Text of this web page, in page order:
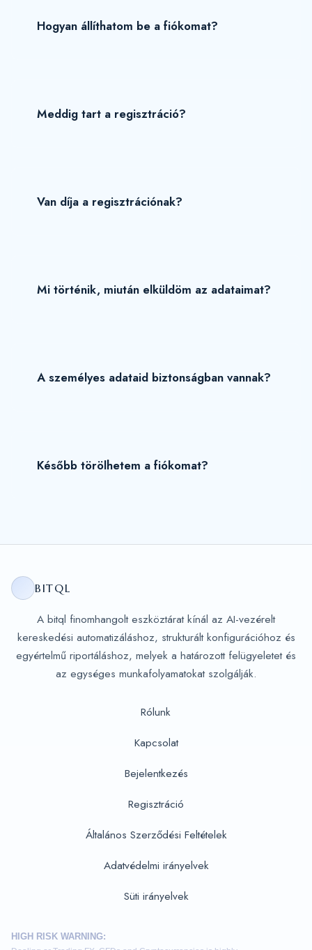
Hogyan állíthatom be a fiókomat?
Meddig tart a regisztráció?
Van díja a regisztrációnak?
Mi történik, miután elküldöm az adataimat?
A személyes adataid biztonságban vannak?
Később törölhetem a fiókomat?
BITQL
A bitql finomhangolt eszköztárat kínál az AI-vezérelt
kereskedési automatizáláshoz, strukturált konfigurációhoz és
egyértelmű riportáláshoz, melyek a határozott felügyeletet és
az egységes munkafolyamatokat szolgálják.
Rólunk
Kapcsolat
Bejelentkezés
Regisztráció
Általános Szerződési Feltételek
Adatvédelmi irányelvek
Süti irányelvek